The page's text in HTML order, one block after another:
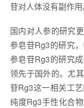
苷对人体没有副作用
国内对人参的研究
参皂苷Rg3的研究
参皂苷Rg3的研究
领先于国外的。尤
苷Rg3这一相关工
纯度Rg3手性化合